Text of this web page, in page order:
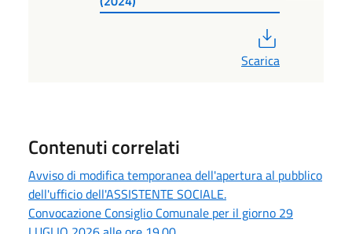
Scarica
Contenuti correlati
Avviso di modifica temporanea dell'apertura al pubblico
dell'ufficio dell'ASSISTENTE SOCIALE.
Convocazione Consiglio Comunale per il giorno 29